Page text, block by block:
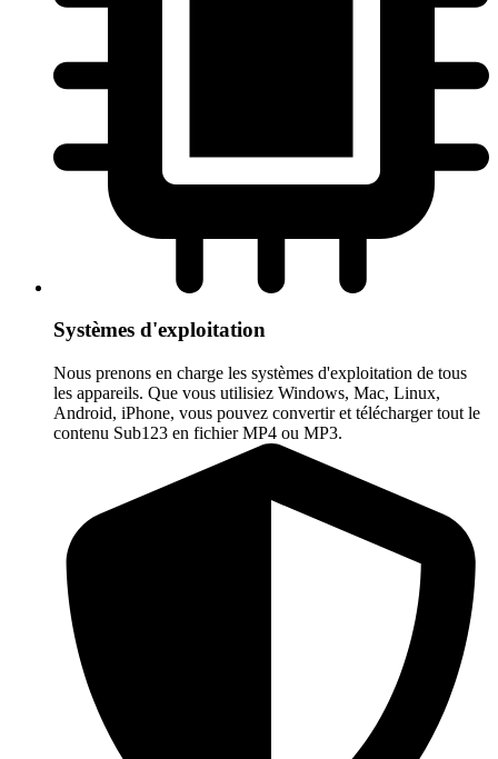
Systèmes d'exploitation
Nous prenons en charge les systèmes d'exploitation de tous
les appareils. Que vous utilisiez Windows, Mac, Linux,
Android, iPhone, vous pouvez convertir et télécharger tout le
contenu Sub123 en fichier MP4 ou MP3.